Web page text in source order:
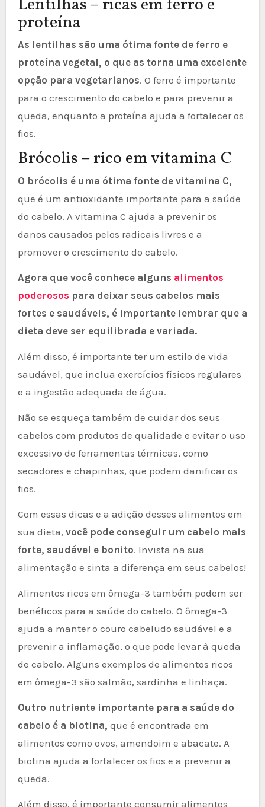
Lentilhas – ricas em ferro e
proteína
As lentilhas são uma ótima fonte de ferro e
proteína vegetal, o que as torna uma excelente
opção para vegetarianos. O ferro é importante
para o crescimento do cabelo e para prevenir a
queda, enquanto a proteína ajuda a fortalecer os
fios.
Brócolis – rico em vitamina C
O brócolis é uma ótima fonte de vitamina C,
que é um antioxidante importante para a saúde
do cabelo. A vitamina C ajuda a prevenir os
danos causados pelos radicais livres e a
promover o crescimento do cabelo.
Agora que você conhece alguns alimentos
poderosos para deixar seus cabelos mais
fortes e saudáveis, é importante lembrar que a
dieta deve ser equilibrada e variada.
Além disso, é importante ter um estilo de vida
saudável, que inclua exercícios físicos regulares
e a ingestão adequada de água.
Não se esqueça também de cuidar dos seus
cabelos com produtos de qualidade e evitar o uso
excessivo de ferramentas térmicas, como
secadores e chapinhas, que podem danificar os
fios.
Com essas dicas e a adição desses alimentos em
sua dieta, você pode conseguir um cabelo mais
forte, saudável e bonito. Invista na sua
alimentação e sinta a diferença em seus cabelos!
Alimentos ricos em ômega-3 também podem ser
benéficos para a saúde do cabelo. O ômega-3
ajuda a manter o couro cabeludo saudável e a
prevenir a inflamação, o que pode levar à queda
de cabelo. Alguns exemplos de alimentos ricos
em ômega-3 são salmão, sardinha e linhaça.
Outro nutriente importante para a saúde do
cabelo é a biotina, que é encontrada em
alimentos como ovos, amendoim e abacate. A
biotina ajuda a fortalecer os fios e a prevenir a
queda.
Além disso, é importante consumir alimentos